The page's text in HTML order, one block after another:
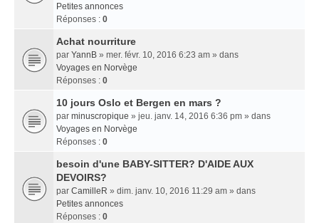
Petites annonces
Réponses : 0
Achat nourriture
par YannB » mer. févr. 10, 2016 6:23 am » dans
Voyages en Norvège
Réponses : 0
10 jours Oslo et Bergen en mars ?
par minuscropique » jeu. janv. 14, 2016 6:36 pm » dans
Voyages en Norvège
Réponses : 0
besoin d'une BABY-SITTER? D'AIDE AUX
DEVOIRS?
par CamilleR » dim. janv. 10, 2016 11:29 am » dans
Petites annonces
Réponses : 0